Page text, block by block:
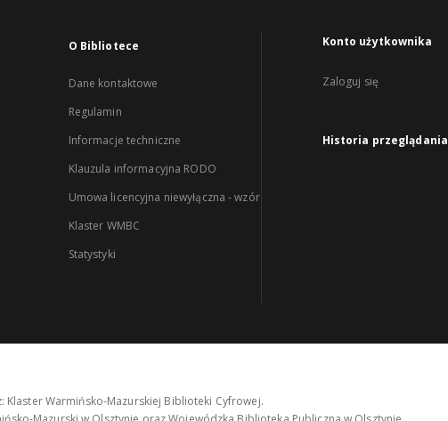
O Bibliotece
Dane kontaktowe
Regulamin
Informacje techniczne
Klauzula informacyjna RODO
Umowa licencyjna niewyłączna - wzór
Klaster WMBC
Statystyki
Konto użytkownika
Zaloguj się
Historia przeglądania
Klaster Warmińsko-Mazurskiej Biblioteki Cyfrowej.